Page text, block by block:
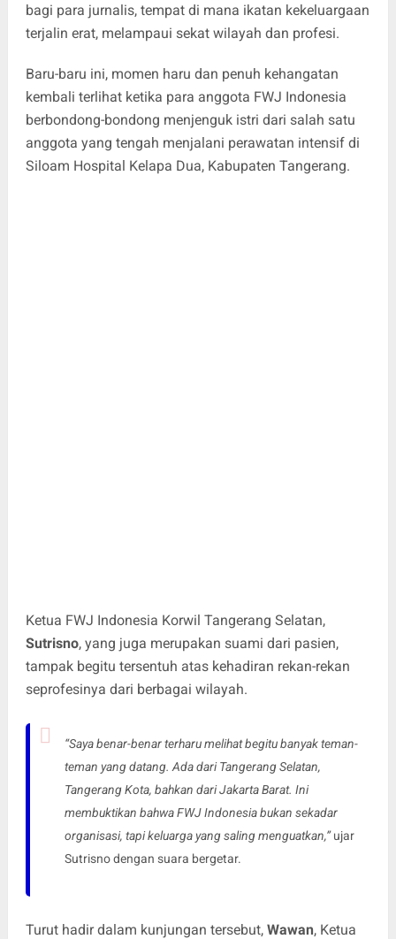
bagi para jurnalis, tempat di mana ikatan kekeluargaan
terjalin erat, melampaui sekat wilayah dan profesi.
Baru-baru ini, momen haru dan penuh kehangatan
kembali terlihat ketika para anggota FWJ Indonesia
berbondong-bondong menjenguk istri dari salah satu
anggota yang tengah menjalani perawatan intensif di
Siloam Hospital Kelapa Dua, Kabupaten Tangerang.
Ketua FWJ Indonesia Korwil Tangerang Selatan,
Sutrisno, yang juga merupakan suami dari pasien,
tampak begitu tersentuh atas kehadiran rekan-rekan
seprofesinya dari berbagai wilayah.
“Saya benar-benar terharu melihat begitu banyak teman-
teman yang datang. Ada dari Tangerang Selatan,
Tangerang Kota, bahkan dari Jakarta Barat. Ini
membuktikan bahwa FWJ Indonesia bukan sekadar
organisasi, tapi keluarga yang saling menguatkan,”ujar
Sutrisno dengan suara bergetar.
Turut hadir dalam kunjungan tersebut, Wawan, Ketua